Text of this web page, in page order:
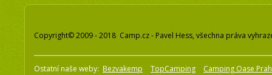
Copyright© 2009 - 2018 Camp.cz - Pavel Hess, všechna práva
Ostatní naše weby: Bezvakemp TopCamping Camping Oase